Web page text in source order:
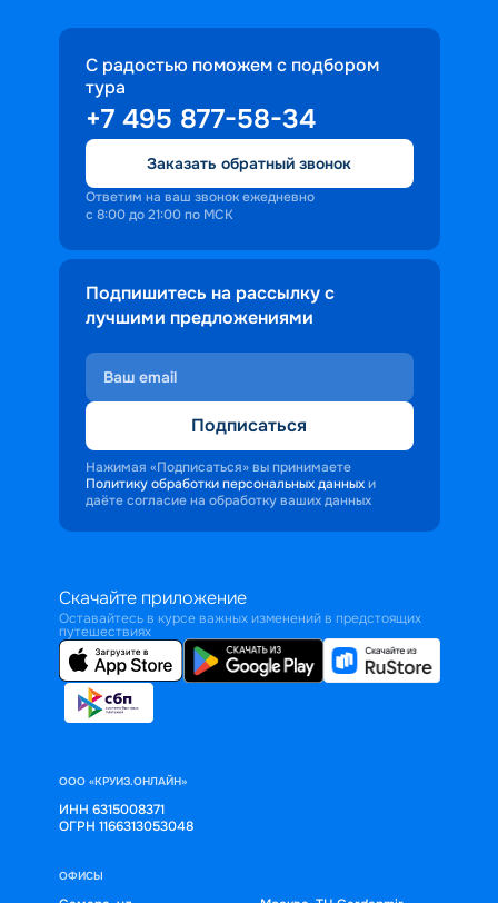
С радостью поможем с подбором
тура
+7 495 877-58-34
Заказать обратный звонок
Ответим на ваш звонок ежедневно
с 8:00 до 21:00 по МСК
Подпишитесь на рассылку с
лучшими предложениями
Подписаться
Нажимая «Подписаться» вы принимаете
Политику обработки персональных данных и
даёте согласие на обработку ваших данных
Скачайте приложение
Оставайтесь в курсе важных изменений в предстоящих
путешествиях
ООО «КРУИЗ.ОНЛАЙН»
ИНН 6315008371
ОГРН 1166313053048
ОФИСЫ